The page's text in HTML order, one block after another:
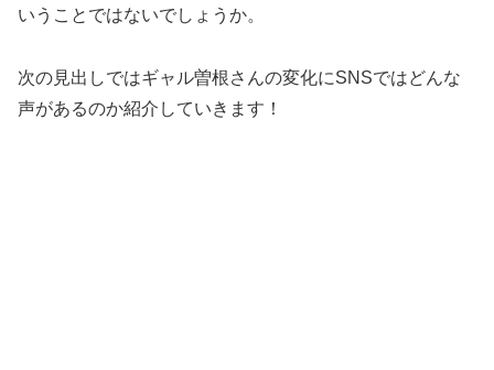
いうことではないでしょうか。
次の見出しではギャル曽根さんの変化にSNSではどんな
声があるのか紹介していきます！